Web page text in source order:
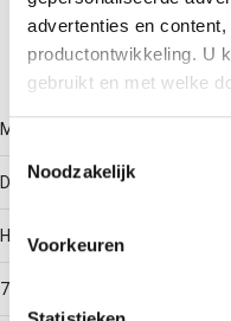
advertenties en
productontwikkeling. U
gebruikt en met welke
Informatie
Uw apparaat
op specifieke
Noodzakelijk
Voorkeuren
Technische
Model
DIN-rail 35/7,5
Hoogte
7.5